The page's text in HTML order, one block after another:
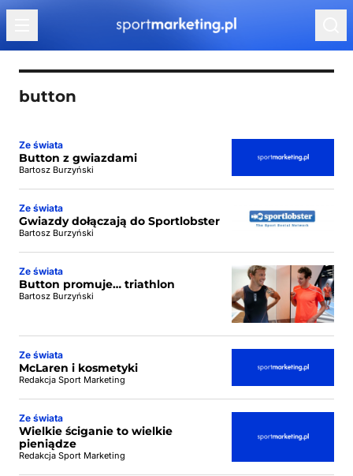
Przejdź do treści
button
Ze świata
Button z gwiazdami
Bartosz Burzyński
Ze świata
Gwiazdy dołączają do Sportlobster
Bartosz Burzyński
Ze świata
Button promuje… triathlon
Bartosz Burzyński
Ze świata
McLaren i kosmetyki
Redakcja Sport Marketing
Ze świata
Wielkie ściganie to wielkie
pieniądze
Redakcja Sport Marketing